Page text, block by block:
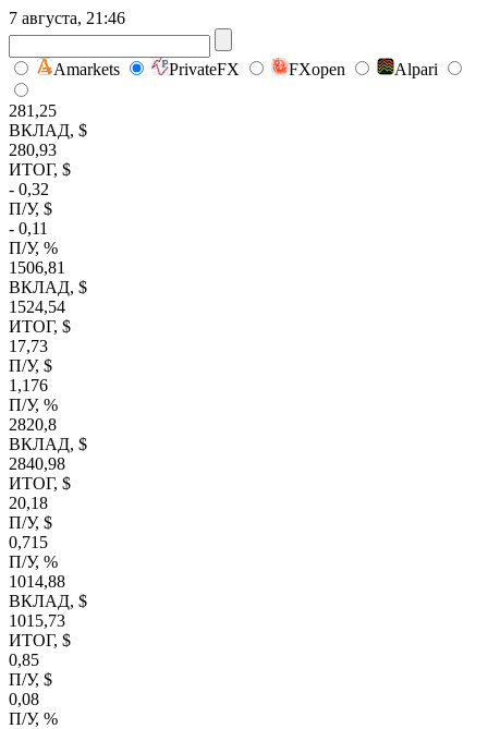
7 августа, 21:46
Amarkets PrivateFX FXopen Alpari
281,25
ВКЛАД, $
280,93
ИТОГ, $
- 0,32
П/У, $
- 0,11
П/У, %
1506,81
ВКЛАД, $
1524,54
ИТОГ, $
17,73
П/У, $
1,176
П/У, %
2820,8
ВКЛАД, $
2840,98
ИТОГ, $
20,18
П/У, $
0,715
П/У, %
1014,88
ВКЛАД, $
1015,73
ИТОГ, $
0,85
П/У, $
0,08
П/У, %